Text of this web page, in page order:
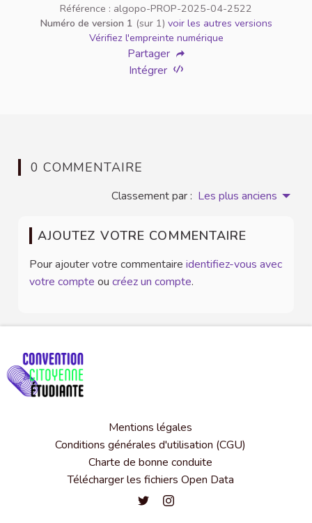
Référence : algopo-PROP-2025-04-2522
Numéro de version 1 (sur 1) voir les autres versions
Vérifiez l'empreinte numérique
Partager
Intégrer
0 COMMENTAIRE
Classement par : Les plus anciens
AJOUTEZ VOTRE COMMENTAIRE
Pour ajouter votre commentaire identifiez-vous avec
votre compte ou créez un compte.
Mentions légales
Conditions générales d'utilisation (CGU)
Charte de bonne conduite
Télécharger les fichiers Open Data
Convention citoyenne étudiante
Convention citoyenne